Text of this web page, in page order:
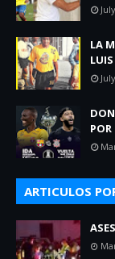
LA
ARTICULOS